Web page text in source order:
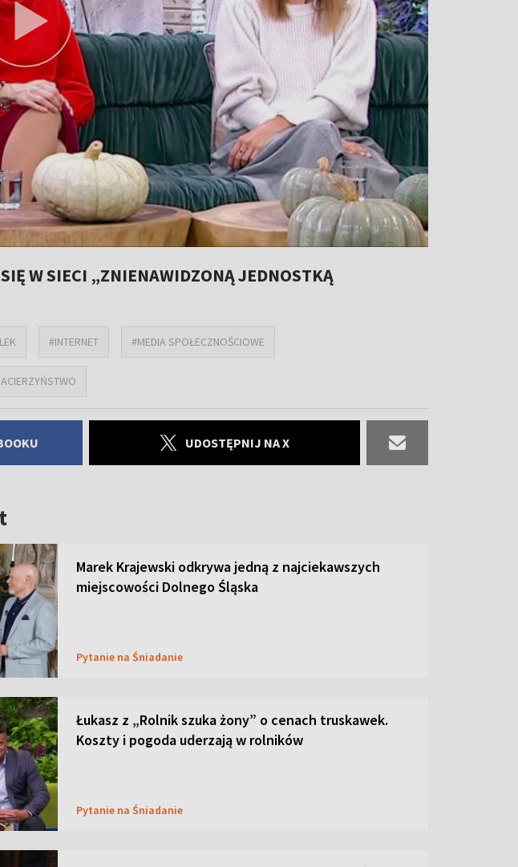
W SIECI „ZNIENAWIDZONĄ JEDNOSTKĄ
#INTERNET #MEDIA SPOŁECZNOŚCIOWE
UDOSTĘPNIJ NA X
Marek Krajewski odkrywa jedną z najciekawszych
miejscowości Dolnego Śląska
Pytanie na Śniadanie
Łukasz z „Rolnik szuka żony” o cenach truskawek.
Koszty i pogoda uderzają w rolników
Pytanie na Śniadanie